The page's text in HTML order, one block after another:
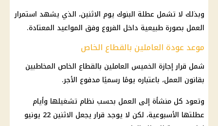
وبذلك لا تشمل عطلة البنوك يوم الاثنين، الذي يشهد استمرار
العمل بصورة طبيعية داخل الفروع وفق المواعيد المعتادة.
موعد عودة العاملين بالقطاع الخاص
شمل قرار إجازة الخميس العاملين بالقطاع الخاص المخاطبين
بقانون العمل، باعتباره يومًا رسميًا مدفوع الأجر.
وتعود كل منشأة إلى العمل بحسب نظام تشغيلها وأيام
عطلتها الأسبوعية، لكن لا يوجد قرار يجعل الاثنين 22 يونيو